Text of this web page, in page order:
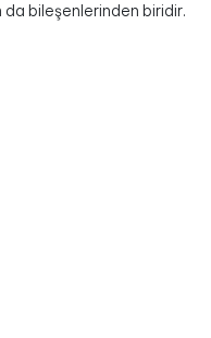
da bileşenlerinden biridir.